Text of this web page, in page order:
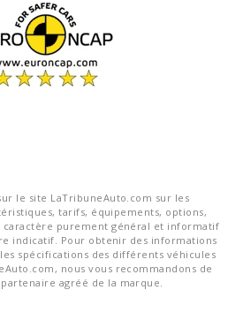
le site LaTribuneAuto.com sur les
tarifs, équipements, options,
caractère purement général et informatif
indicatif. Pour obtenir des informations
spécifications des différents véhicules
nous vous recommandons de
agréé de la marque.